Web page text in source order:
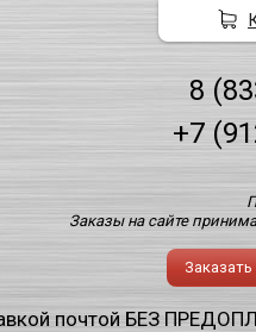
8
+7
Заказы на сайте
почтой БЕЗ